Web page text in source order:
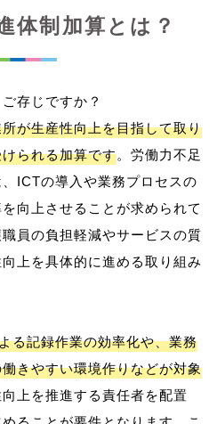
体制加算とは？
存じですか？
が生産性向上を目指して取り
られる加算です。労働力不足
ICTの導入や業務プロセスの
向上させることが求められて
員の負担軽減やサービスの質
上を具体的に進める取り組み
る記録作業の効率化や、業務
きやすい環境作りなどが対象
上を推進する責任者を配置